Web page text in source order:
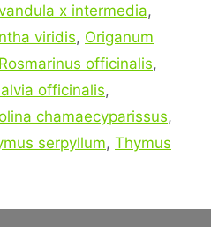
x intermedia,
viridis, Origanum
Rosmarinus officinalis,
officinalis,
chamaecyparissus,
serpyllum, Thymus